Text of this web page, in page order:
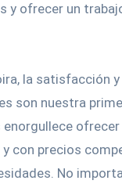
y ofrecer un
la satisfacción
son nuestra
enorgullece
con precios
No